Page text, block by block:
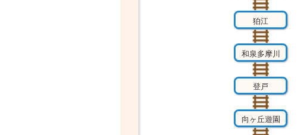
狛江
和泉多摩川
登戸
向ヶ丘遊園